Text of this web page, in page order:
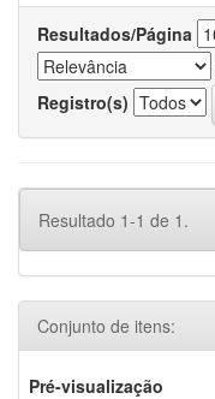
Resultados/Página
Registro(s)
Resultado 1-1 de 1.
Conjunto de itens:
Pré-visualização